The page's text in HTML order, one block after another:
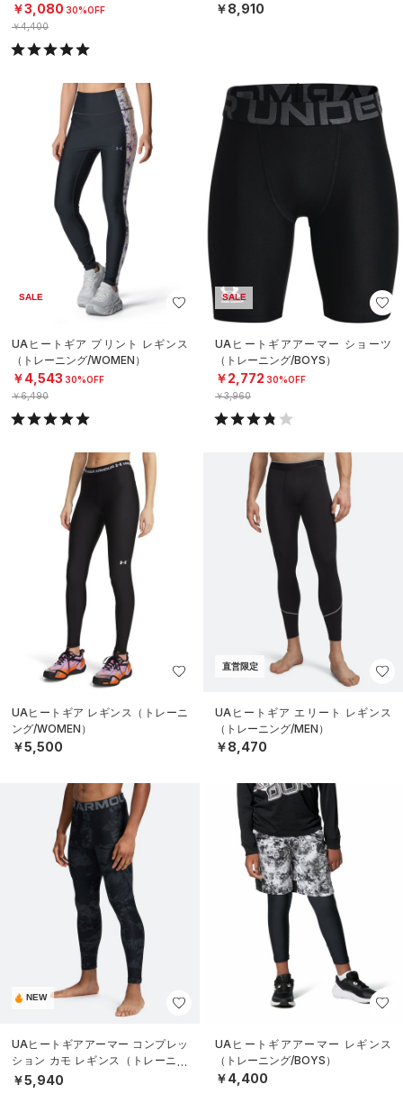
￥3,080 30%OFF
￥4,400
￥8,910
SALE
UAヒートギア プリント レギンス
（トレーニング/WOMEN）
￥4,543 30%OFF
￥6,490
SALE
UAヒートギアアーマー ショーツ
（トレーニング/BOYS）
￥2,772 30%OFF
￥3,960
UAヒートギア レギンス（トレーニ
ング/WOMEN）
￥5,500
直営限定
UAヒートギア エリート レギンス
（トレーニング/MEN）
￥8,470
NEW
UAヒートギアアーマー コンプレッ
ション カモ レギンス（トレーニン
グ/MEN）
￥5,940
UAヒートギアアーマー レギンス
（トレーニング/BOYS）
￥4,400